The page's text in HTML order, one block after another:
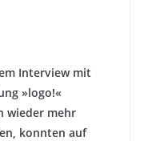
Interview mit
»logo!«
wieder mehr
konnten auf